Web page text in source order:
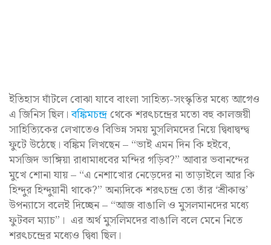
ইতিহাস ঘাঁটলে বোঝা যাবে বাংলা সাহিত্য-সংস্কৃতির মধ্যে আগেও
এ জিনিস ছিল।বঙ্কিমচন্দ্রথেকে শরৎচন্দ্রের মতো বহু কালজয়ী
সাহিত্যিকের লেখাতেও বিভিন্ন সময় মুসলিমদের নিয়ে দ্বিধাদ্বন্দ্ব
ফুটে উঠেছে। বঙ্কিম লিখছেন – “ভাই এমন দিন কি হইবে,
মসজিদ ভাঙ্গিয়া রাধামাধবের মন্দির গড়িব?” আবার ভবানন্দের
মুখে শোনা যায় – “এ নেশাখোর নেড়েদের না তাড়াইলে আর কি
হিন্দুর হিন্দুয়ানী থাকে?” অন্যদিকে শরৎচন্দ্র তো তাঁর ‘শ্রীকান্ত’
উপন্যাসে বলেই দিচ্ছেন – “আজ বাঙালি ও মুসলমানদের মধ্যে
ফুটবল ম্যাচ”। এর অর্থ মুসলিমদের বাঙালি বলে মেনে নিতে
শরৎচন্দ্রের মধ্যেও দ্বিধা ছিল।